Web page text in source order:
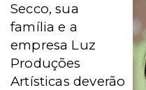
Secco, sua
família e a
empresa Luz
Produções
Artísticas deverão